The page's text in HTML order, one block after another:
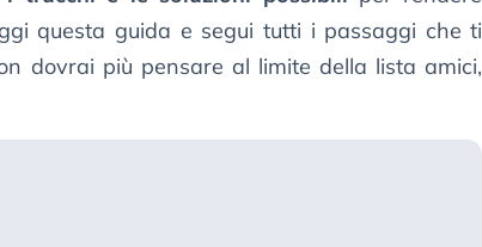
questa guida e segui tutti i passaggi che ti
dovrai più pensare al limite della lista amici,